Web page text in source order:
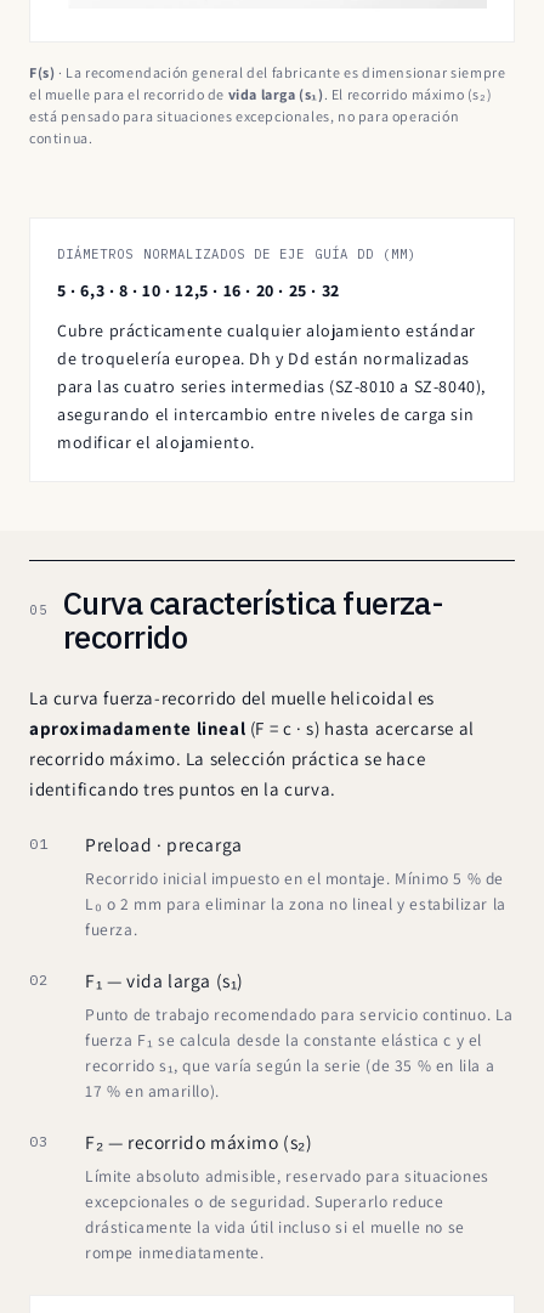
F(s) · La recomendación general del fabricante es dimensionar siempre
el muelle para el recorrido de vida larga (s₁). El recorrido máximo (s₂)
está pensado para situaciones excepcionales, no para operación
continua.
DIÁMETROS NORMALIZADOS DE EJE GUÍA DD (MM)
5 · 6,3 · 8 · 10 · 12,5 · 16 · 20 · 25 · 32
Cubre prácticamente cualquier alojamiento estándar
de troquelería europea. Dh y Dd están normalizadas
para las cuatro series intermedias (SZ-8010 a SZ-8040),
asegurando el intercambio entre niveles de carga sin
modificar el alojamiento.
05
Curva característica fuerza-
recorrido
La curva fuerza-recorrido del muelle helicoidal es
aproximadamente lineal (F = c · s) hasta acercarse al
recorrido máximo. La selección práctica se hace
identificando tres puntos en la curva.
01 Preload · precarga
Recorrido inicial impuesto en el montaje. Mínimo 5 % de
L₀ o 2 mm para eliminar la zona no lineal y estabilizar la
fuerza.
02 F₁ — vida larga (s₁)
Punto de trabajo recomendado para servicio continuo. La
fuerza F₁ se calcula desde la constante elástica c y el
recorrido s₁, que varía según la serie (de 35 % en lila a
17 % en amarillo).
03 F₂ — recorrido máximo (s₂)
Límite absoluto admisible, reservado para situaciones
excepcionales o de seguridad. Superarlo reduce
drásticamente la vida útil incluso si el muelle no se
rompe inmediatamente.